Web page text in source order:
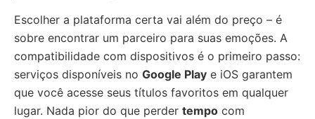
Escolher a plataforma certa vai além do preço – é
sobre encontrar um parceiro para suas emoções. A
compatibilidade com dispositivos é o primeiro passo:
serviços disponíveis no Google Play e iOS garantem
que você acesse seus títulos favoritos em qualquer
lugar. Nada pior do que perder tempo com